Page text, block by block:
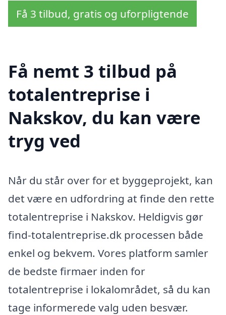
Få 3 tilbud, gratis og uforpligtende
Få nemt 3 tilbud på
totalentreprise i
Nakskov, du kan være
tryg ved
Når du står over for et byggeprojekt, kan
det være en udfordring at finde den rette
totalentreprise i Nakskov. Heldigvis gør
find-totalentreprise.dk processen både
enkel og bekvem. Vores platform samler
de bedste firmaer inden for
totalentreprise i lokalområdet, så du kan
tage informerede valg uden besvær.